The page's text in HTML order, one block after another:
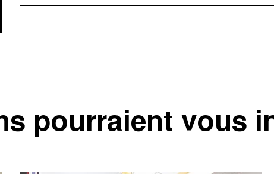
pourraient vous